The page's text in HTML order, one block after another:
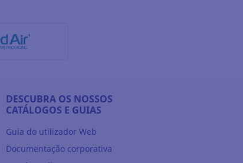
DESCUBRA OS NOSSOS
CATÁLOGOS E GUIAS
Guia do utilizador Web
Documentação corporativa